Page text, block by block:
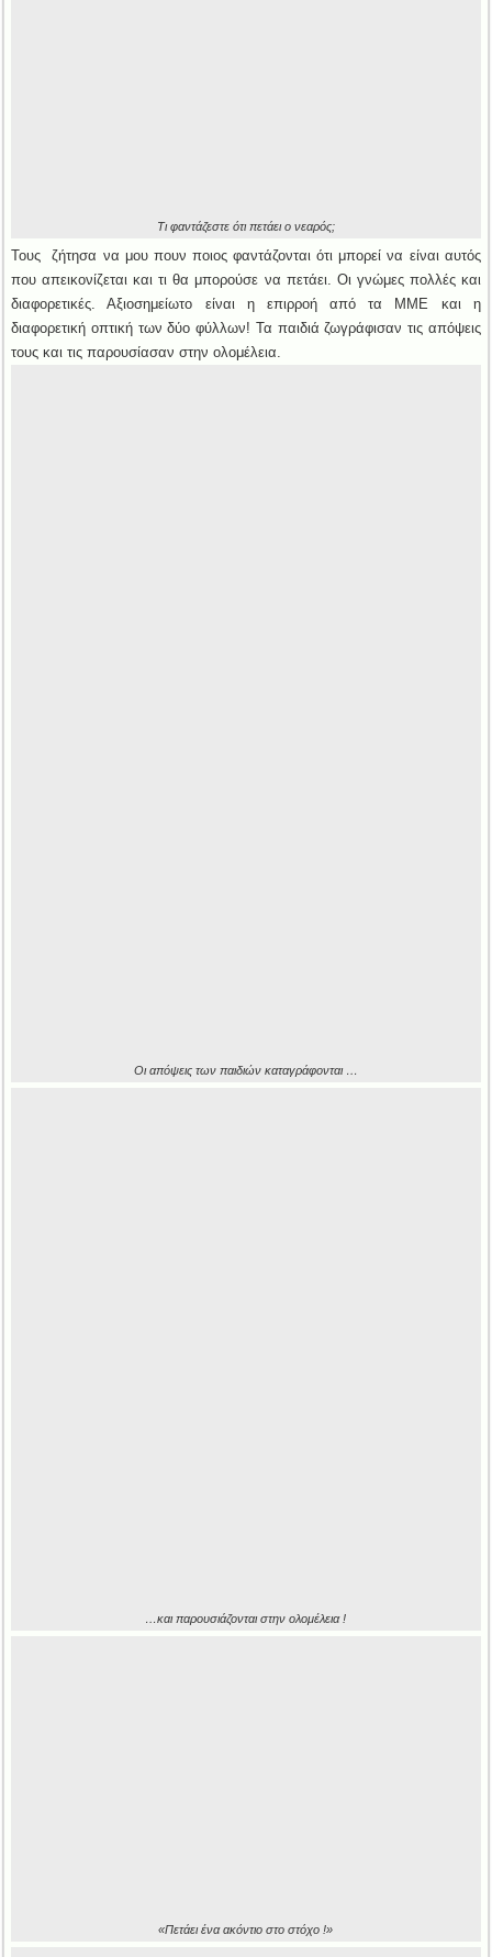
Τι φαντάζεστε ότι πετάει ο νεαρός;
Τους ζήτησα να μου πουν ποιος φαντάζονται ότι μπορεί να είναι αυτός
που απεικονίζεται και τι θα μπορούσε να πετάει. Οι γνώμες πολλές και
διαφορετικές. Αξιοσημείωτο είναι η επιρροή από τα ΜΜΕ και η
διαφορετική οπτική των δύο φύλλων! Τα παιδιά ζωγράφισαν τις απόψεις
τους και τις παρουσίασαν στην ολομέλεια.
Οι απόψεις των παιδιών καταγράφονται …
…και παρουσιάζονται στην ολομέλεια !
«Πετάει ένα ακόντιο στο στόχο !»